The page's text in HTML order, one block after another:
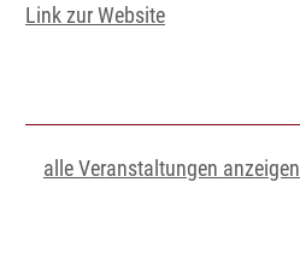
Link zur Website
alle Veranstaltungen anzeigen